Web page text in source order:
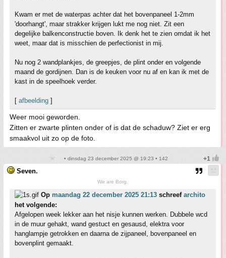
Kwam er met de waterpas achter dat het bovenpaneel 1-2mm
'doorhangt', maar strakker krijgen lukt me nog niet. Zit een
degelijke balkenconstructie boven. Ik denk het te zien omdat ik het
weet, maar dat is misschien de perfectionist in mij.
Nu nog 2 wandplankjes, de greepjes, de plint onder en volgende
maand de gordijnen. Dan is de keuken voor nu af en kan ik met de
kast in de speelhoek verder.
[ afbeelding ]
Weer mooi geworden.
Zitten er zwarte plinten onder of is dat de schaduw? Ziet er erg
smaakvol uit zo op de foto.
• dinsdag 23 december 2025 @ 19:23 • 142
Seven.
We are Borg.
Op maandag 22 december 2025 21:13 schreef archito
het volgende:
Afgelopen week lekker aan het nisje kunnen werken. Dubbele wcd
in de muur gehakt, wand gestuct en gesausd, elektra voor
hanglampje getrokken en daarna de zijpaneel, bovenpaneel en
bovenplint gemaakt.